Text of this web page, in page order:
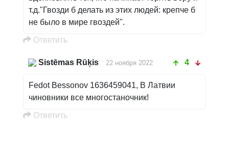
т.д."Гвозди б делать из этих людей: крепче б
не было в мире гвоздей".
Oтветить
Sistēmas Rūķis 22 ноября 2022 4
Fedot Bessonov 1636459041, В Латвии
чиновники все многостаночник!
Oтветить